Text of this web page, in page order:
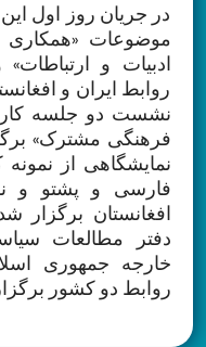
در جریان روز اول
موضوعات «همکاری
ادبیات و
روابط ایران و
نشست دو جلسه
فرهنگی مشترک»
نمایشگاهی از
فارسی و پشتو و
افغانستان
دفتر مطالعات
خارجه جمهوری
روابط دو کشور